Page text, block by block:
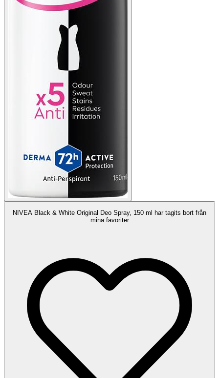
NIVEA Black & White Original Deo Spray, 150 ml har tagits bort från
mina favoriter